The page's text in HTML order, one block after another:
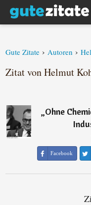
Gute Zitate › Autoren ›
Zitat von Helmut
„Ohne
Facebook